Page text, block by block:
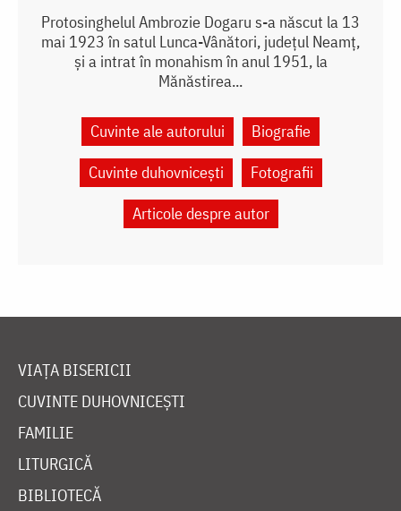
Protosinghelul Ambrozie Dogaru s-a născut la 13
mai 1923 în satul Lunca-Vânători, județul Neamț,
și a intrat în monahism în anul 1951, la
Mănăstirea...
Cuvinte ale autorului
Biografie
Cuvinte duhovnicești
Fotografii
Articole despre autor
VIAȚA BISERICII
CUVINTE DUHOVNICEȘTI
FAMILIE
LITURGICĂ
BIBLIOTECĂ